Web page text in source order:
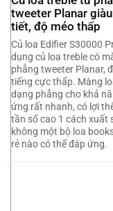
tweeter Planar
tiết, độ méo thấp
Củ loa Edifier S30000
dụng củ loa treble có
phẳng tweeter Planar,
tiếng cực thấp. Màng
dạng phẳng cho khả
ứng rất nhanh, có lợi
tần số cao 1 cách xuất
không một bộ loa
rẻ nào có thể đáp ứng.